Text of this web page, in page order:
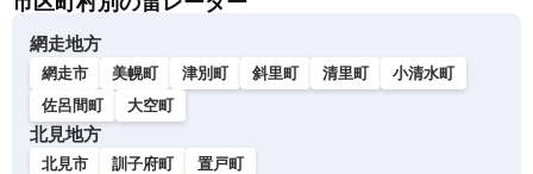
網走地方
網走市 美幌町 津別町 斜里町 清里町
小清水町
佐呂間町
大空町
北見地方
北見市 訓子府町 置戸町